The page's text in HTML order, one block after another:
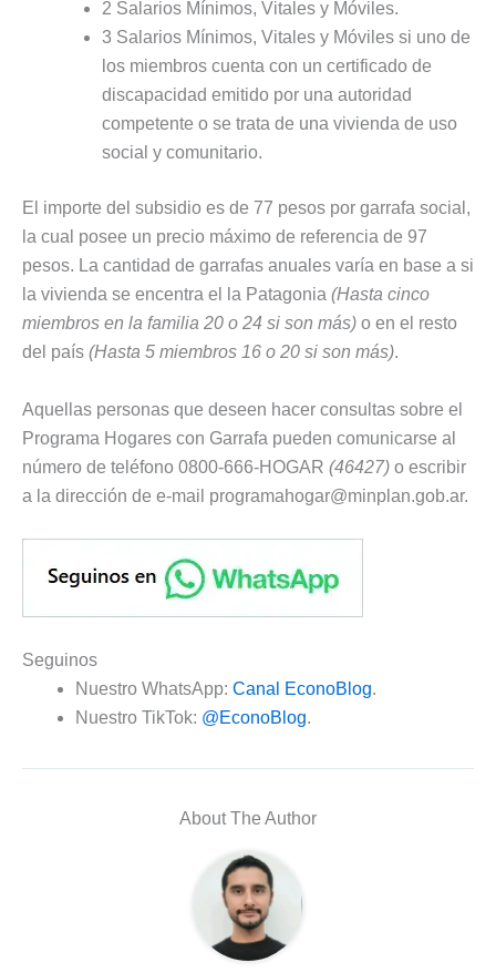
2 Salarios Mínimos, Vitales y Móviles.
3 Salarios Mínimos, Vitales y Móviles si uno de
los miembros cuenta con un certificado de
discapacidad emitido por una autoridad
competente o se trata de una vivienda de uso
social y comunitario.
El importe del subsidio es de 77 pesos por garrafa social,
la cual posee un precio máximo de referencia de 97
pesos. La cantidad de garrafas anuales varía en base a si
la vivienda se encentra el la Patagonia (Hasta cinco
miembros en la familia 20 o 24 si son más) o en el resto
del país (Hasta 5 miembros 16 o 20 si son más).
Aquellas personas que deseen hacer consultas sobre el
Programa Hogares con Garrafa pueden comunicarse al
número de teléfono 0800-666-HOGAR (46427) o escribir
a la dirección de e-mail programahogar@minplan.gob.ar.
Seguinos
Nuestro WhatsApp: Canal EconoBlog.
Nuestro TikTok: @EconoBlog.
About The Author